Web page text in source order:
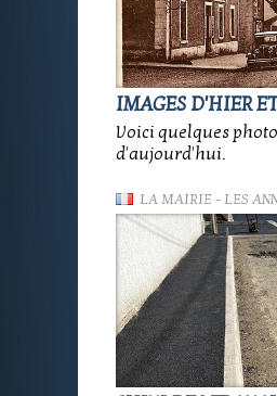
IMAGES D'HIER
Voici quelques
d'aujourd'hui.
LA MAIRIE- LES